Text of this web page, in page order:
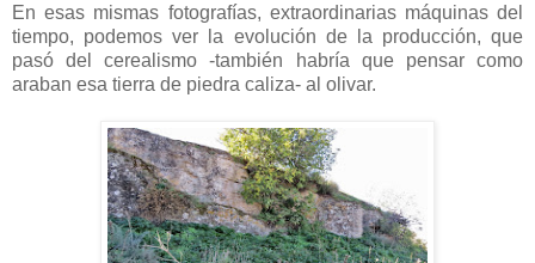
En esas mismas fotografías, extraordinarias máquinas del
tiempo, podemos ver la evolución de la producción, que
pasó del cerealismo -también habría que pensar como
araban esa tierra de piedra caliza- al olivar.